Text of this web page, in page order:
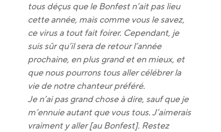
tous déçus que le Bonfest n’ait pas lieu
cette année, mais comme vous le savez,
ce virus a tout fait foirer. Cependant, je
suis sûr qu’il sera de retour l’année
prochaine, en plus grand et en mieux, et
que nous pourrons tous aller célébrer la
vie de notre chanteur préféré.
Je n’ai pas grand chose à dire, sauf que je
m’ennuie autant que vous tous. J’aimerais
vraiment y aller [au Bonfest]. Restez